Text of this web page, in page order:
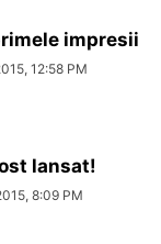
impresii
12:58 PM
lansat!
8:09 PM